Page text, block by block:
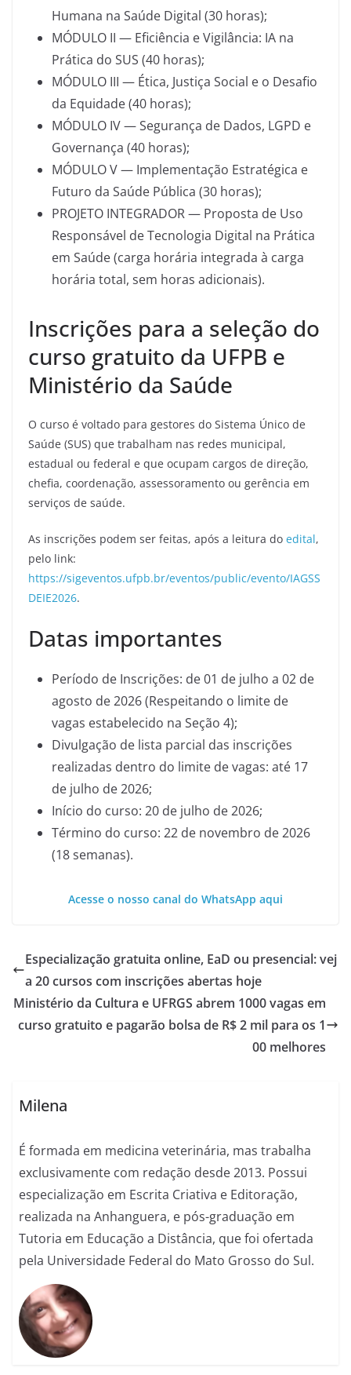
Humana na Saúde Digital (30 horas);
MÓDULO II — Eficiência e Vigilância: IA na
Prática do SUS (40 horas);
MÓDULO III — Ética, Justiça Social e o Desafio
da Equidade (40 horas);
MÓDULO IV — Segurança de Dados, LGPD e
Governança (40 horas);
MÓDULO V — Implementação Estratégica e
Futuro da Saúde Pública (30 horas);
PROJETO INTEGRADOR — Proposta de Uso
Responsável de Tecnologia Digital na Prática
em Saúde (carga horária integrada à carga
horária total, sem horas adicionais).
Inscrições para a seleção do
curso gratuito da UFPB e
Ministério da Saúde
O curso é voltado para gestores do Sistema Único de
Saúde (SUS) que trabalham nas redes municipal,
estadual ou federal e que ocupam cargos de direção,
chefia, coordenação, assessoramento ou gerência em
serviços de saúde.
As inscrições podem ser feitas, após a leitura do edital,
pelo link:
https://sigeventos.ufpb.br/eventos/public/evento/IAGSS
DEIE2026.
Datas importantes
Período de Inscrições: de 01 de julho a 02 de
agosto de 2026 (Respeitando o limite de
vagas estabelecido na Seção 4);
Divulgação de lista parcial das inscrições
realizadas dentro do limite de vagas: até 17
de julho de 2026;
Início do curso: 20 de julho de 2026;
Término do curso: 22 de novembro de 2026
(18 semanas).
Acesse o nosso canal do WhatsApp aqui
Especialização gratuita online, EaD ou presencial: vej
a 20 cursos com inscrições abertas hoje
Ministério da Cultura e UFRGS abrem 1000 vagas em
curso gratuito e pagarão bolsa de R$ 2 mil para os 1
00 melhores
Milena
É formada em medicina veterinária, mas trabalha
exclusivamente com redação desde 2013. Possui
especialização em Escrita Criativa e Editoração,
realizada na Anhanguera, e pós-graduação em
Tutoria em Educação a Distância, que foi ofertada
pela Universidade Federal do Mato Grosso do Sul.